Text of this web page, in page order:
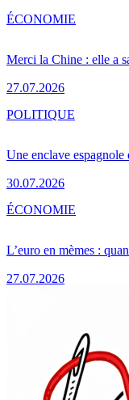
Merci la Chine : elle a
27.07.2026
ÉCONOMIE
Une enclave
30.07.2026
POLITIQUE
L’euro en mèmes :
27.07.2026
ÉCONOMIE